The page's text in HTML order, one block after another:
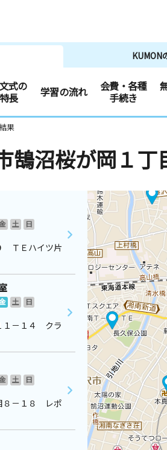
KUMON
式の
特長
学習の流れ
会費・各種
手続き
果
鵠沼桜が岡１丁
土
日
ＴＥハイツ片
土
日
１－１４ クラ
土
日
８－１８ レポ